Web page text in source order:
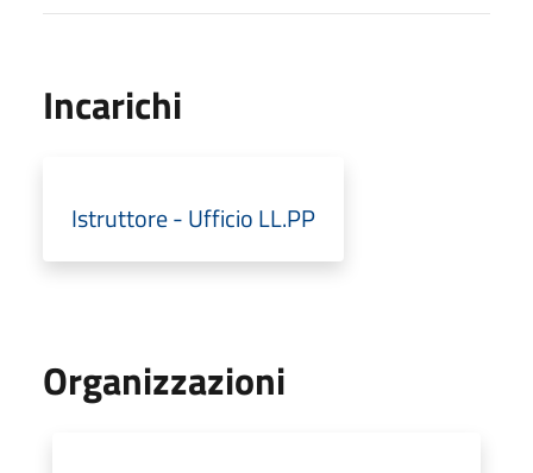
Incarichi
Istruttore - Ufficio LL.PP
Organizzazioni